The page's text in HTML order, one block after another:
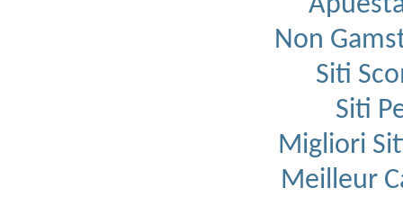
Non
Siti
Siti
Migliori
Meilleur